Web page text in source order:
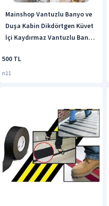
Mainshop Vantuzlu Banyo ve
Duşa Kabin Dikdörtgen Küvet
İçi Kaydırmaz Vantuzlu Banyo
500 TL
n11